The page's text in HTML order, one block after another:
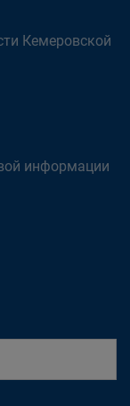
Кемеровской
информации